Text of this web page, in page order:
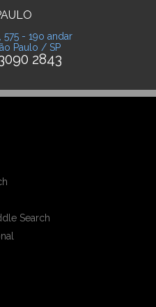
575 - 19o andar
Paulo / SP
2843
Search